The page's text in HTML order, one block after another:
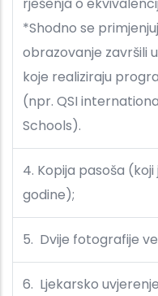
*Shodno se
obrazovanje završili
koje realiziraju
(npr. QSI
Schools).
4. Kopija pasoša
godine);
5. Dvije fotografije
6. Ljekarsko